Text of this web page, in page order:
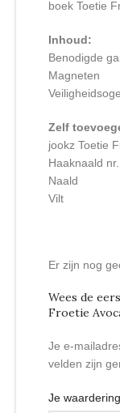
boek Toetie
Inhoud:
Benodigde
Magneten
Zelf
jookz Toetie
Haaknaald
Naald
Vilt
Er zijn nog
Wees de
Froetie
Je e-
velden zijn
Je waardering